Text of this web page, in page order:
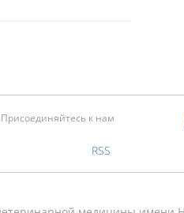
Присоединяйтесь к нам
RSS